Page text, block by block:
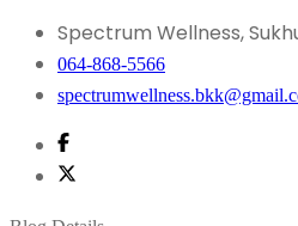
Spectrum Wellness,
064-868-5566